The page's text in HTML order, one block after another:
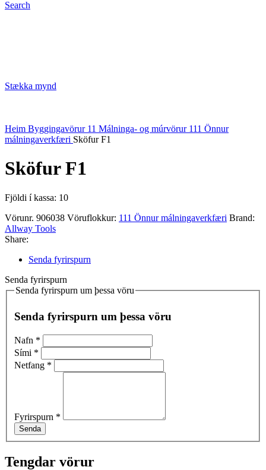
Search
Stækka mynd
Heim Byggingavörur 11 Málninga- og múrvörur 111 Önnur
málningaverkfæri Sköfur F1
Sköfur F1
Fjöldi í kassa: 10
Vörunr. 906038 Vöruflokkur: 111 Önnur málningaverkfæri Brand:
Allway Tools
Share:
Senda fyrirspurn
Senda fyrirspurn
Senda fyrirspurn um þessa vöru
Senda fyrirspurn um þessa vöru
Nafn *
Sími *
Netfang *
Fyrirspurn *
Senda
Tengdar vörur